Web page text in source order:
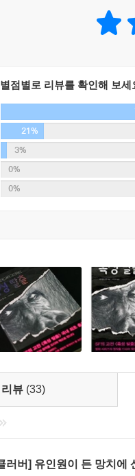
내팽개치는 인간, 뇌에
실적이다. 인간의 이기심이
것이다. 유인원의 눈빛에
히 보고 베낀 것일 뿐이기
가락질은 거울에 닿자마자
별점별로 리뷰를 확인해 보세
21%
3%
0%
0%
뷰 (33)
러버] 유인원이 든 망치에